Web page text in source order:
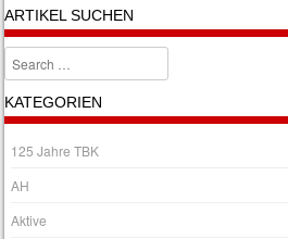
ARTIKEL SUCHEN
Search
KATEGORIEN
125 Jahre TBK
AH
Aktive